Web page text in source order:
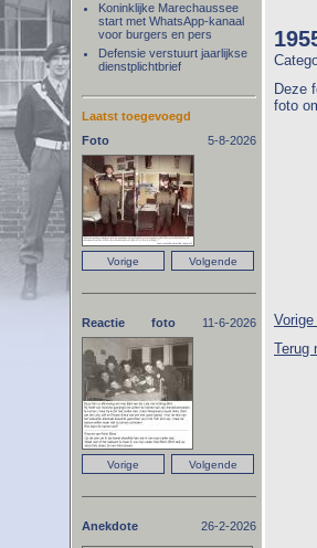
Deze
foto
Terug
Koninklijke Marechaussee
start met WhatsApp-kanaal
voor burgers en pers
Defensie verstuurt jaarlijkse
dienstplichtbrief
Laatst toegevoegd
Foto
5-8-2026
Reactie foto 11-6-2026
Anekdote 26-2-2026